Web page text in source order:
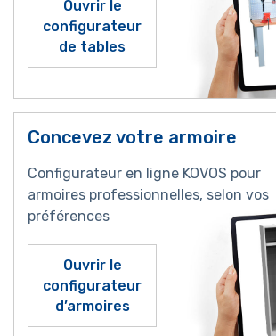
Ouvrir le
configurateur
de tables
Concevez votre armoire
Configurateur en ligne KOVOS pour
armoires professionnelles, selon vos
préférences
Ouvrir le
configurateur
d’armoires